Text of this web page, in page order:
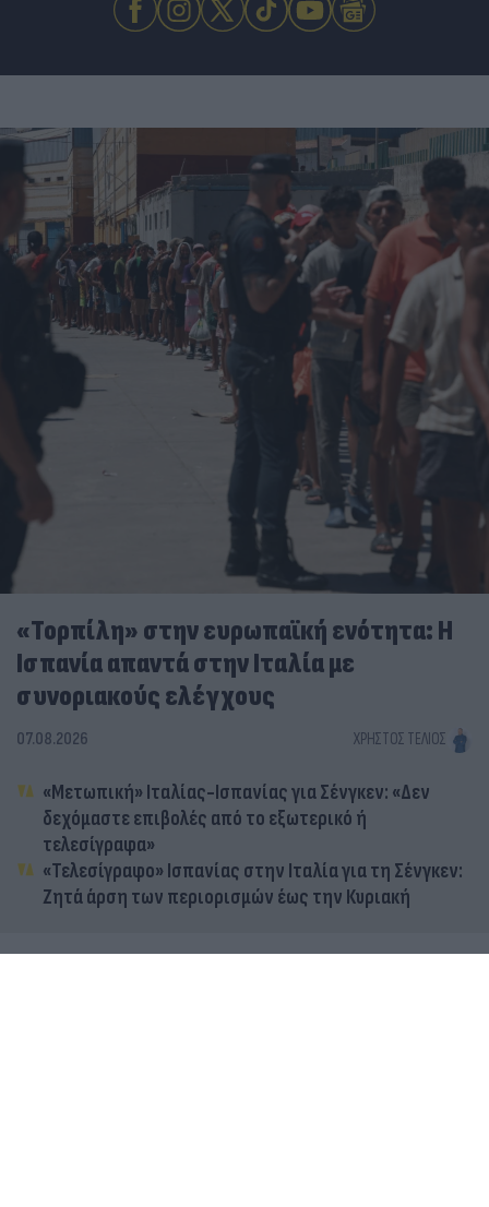
«Τορπίλη» στην ευρωπαϊκή ενότητα: Η
Ισπανία απαντά στην Ιταλία με
συνοριακούς ελέγχους
07.08.2026 ΧΡΉΣΤΟΣ ΤΈΛΙΟΣ
«Μετωπική» Ιταλίας-Ισπανίας για Σένγκεν: «Δεν
δεχόμαστε επιβολές από το εξωτερικό ή
τελεσίγραφα»
«Τελεσίγραφο» Ισπανίας στην Ιταλία για τη Σένγκεν:
Ζητά άρση των περιορισμών έως την Κυριακή